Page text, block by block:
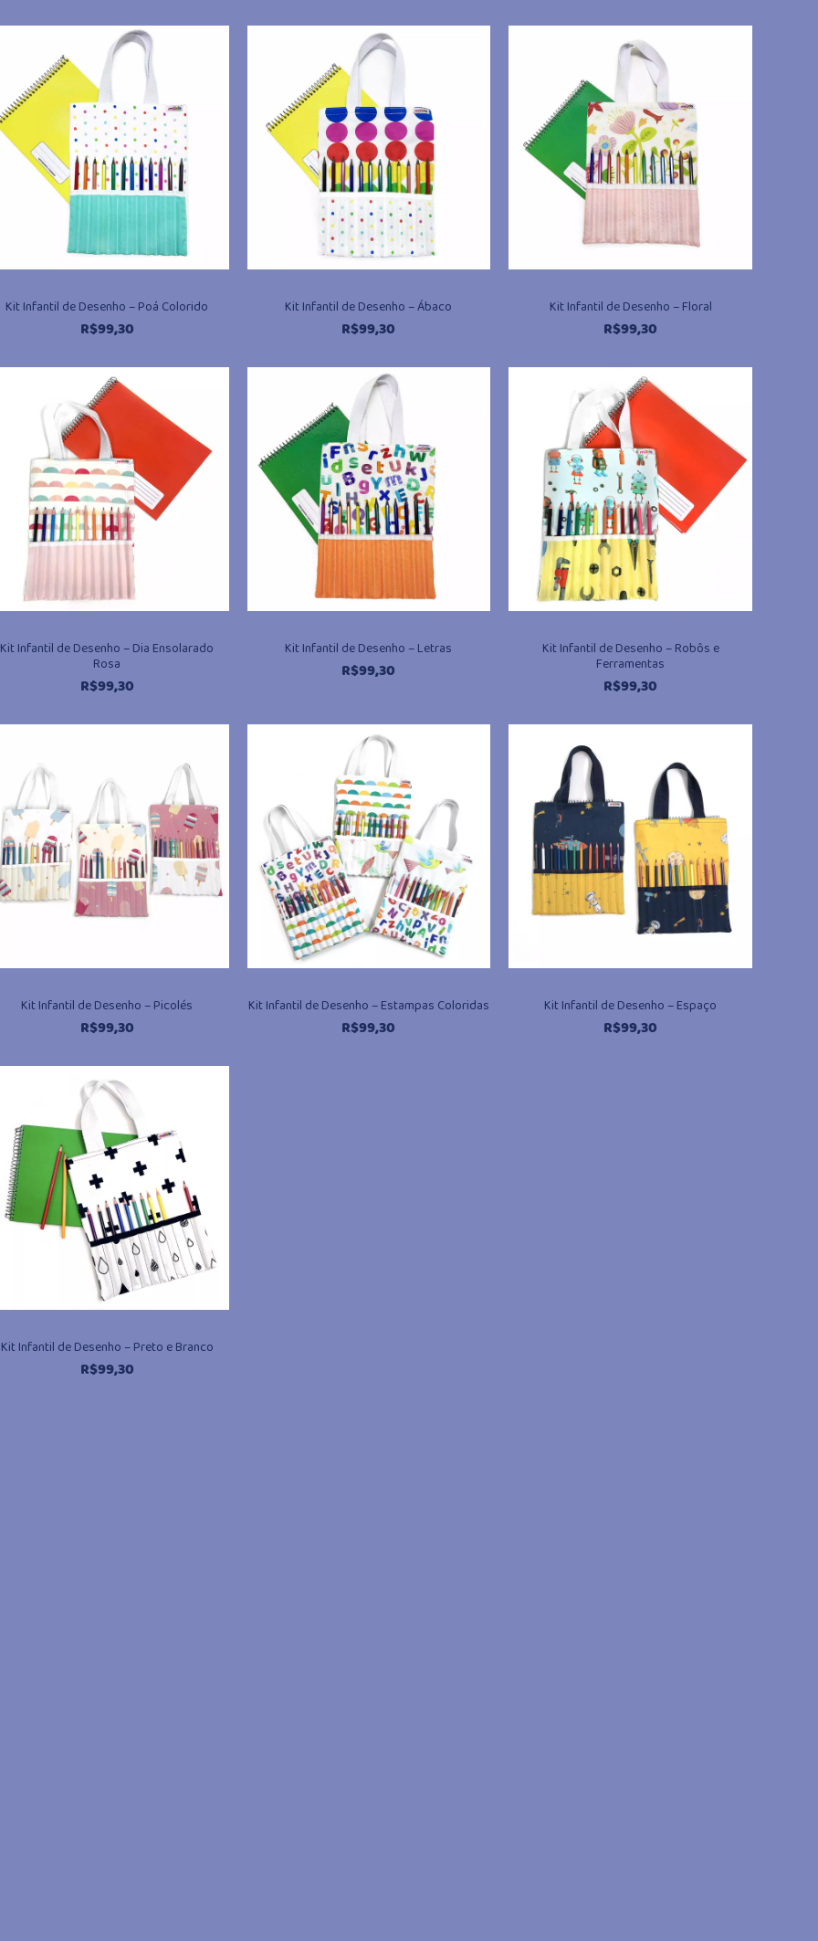
Kit Infantil de Desenho – Poá Colorido
R$99,30
Kit Infantil de Desenho – Ábaco
R$99,30
Kit Infantil de Desenho – Floral
R$99,30
Kit Infantil de Desenho – Dia Ensolarado
Rosa
R$99,30
Kit Infantil de Desenho – Letras
R$99,30
Kit Infantil de Desenho – Robôs e
Ferramentas
R$99,30
Kit Infantil de Desenho – Picolés
R$99,30
Kit Infantil de Desenho – Estampas Coloridas
R$99,30
Kit Infantil de Desenho – Espaço
R$99,30
Kit Infantil de Desenho – Preto e Branco
R$99,30